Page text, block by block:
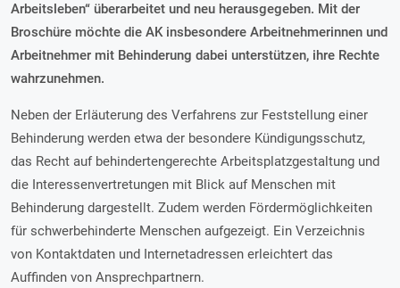
Arbeitsleben“ überarbeitet und neu herausgegeben. Mit der
Broschüre möchte die AK insbesondere Arbeitnehmerinnen und
Arbeitnehmer mit Behinderung dabei unterstützen, ihre Rechte
wahrzunehmen.
Neben der Erläuterung des Verfahrens zur Feststellung einer
Behinderung werden etwa der besondere Kündigungsschutz,
das Recht auf behindertengerechte Arbeitsplatzgestaltung und
die Interessenvertretungen mit Blick auf Menschen mit
Behinderung dargestellt. Zudem werden Fördermöglichkeiten
für schwerbehinderte Menschen aufgezeigt. Ein Verzeichnis
von Kontaktdaten und Internetadressen erleichtert das
Auffinden von Ansprechpartnern.